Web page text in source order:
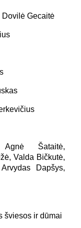
Dovilė Gecaitė
Šataitė,
Valda Bičkutė,
Dapšys,
šviesos ir dūmai